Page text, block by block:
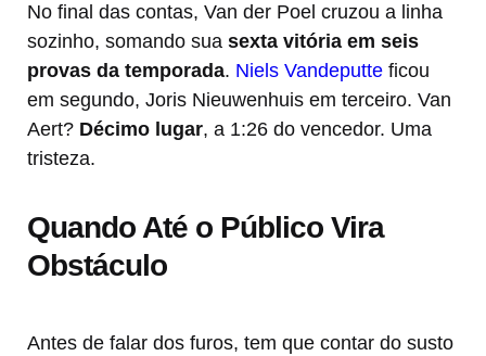
No final das contas, Van der Poel cruzou a linha
sozinho, somando sua sexta vitória em seis
provas da temporada. Niels Vandeputte ficou
em segundo, Joris Nieuwenhuis em terceiro. Van
Aert? Décimo lugar, a 1:26 do vencedor. Uma
tristeza.
Quando Até o Público Vira
Obstáculo
Antes de falar dos furos, tem que contar do susto